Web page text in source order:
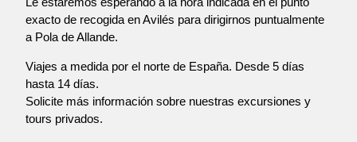
exacto de recogida en Avilés para dirigirnos puntualmente
a Pola de Allande.
Viajes a medida por el norte de España. Desde 5 días
hasta 14 días.
Solicite más información sobre nuestras excursiones y
tours privados.